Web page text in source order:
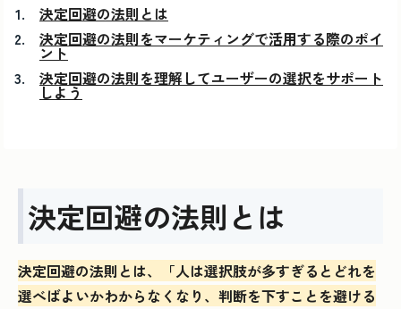
決定回避の法則とは
決定回避の法則をマーケティングで活用する際のポイ
ント
決定回避の法則を理解してユーザーの選択をサポート
しよう
決定回避の法則とは
決定回避の法則とは、「人は選択肢が多すぎるとどれを
選べばよいかわからなくなり、判断を下すことを避ける